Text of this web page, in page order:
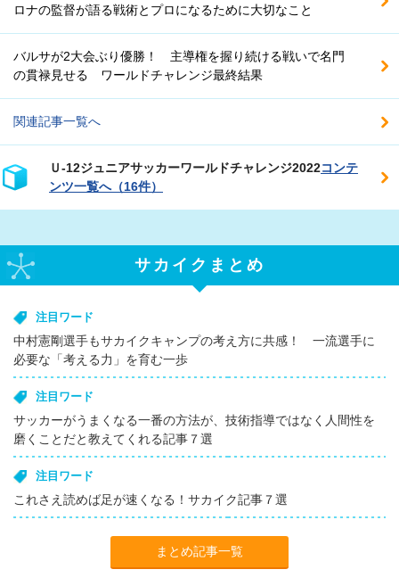
ロナの監督が語る戦術とプロになるために大切なこと
バルサが2大会ぶり優勝！ 主導権を握り続ける戦いで名門
の貫禄見せる ワールドチャレンジ最終結果
関連記事一覧へ
Ｕ‐12ジュニアサッカーワールドチャレンジ2022コンテ
ンツ一覧へ（16件）
サカイクまとめ
注目ワード
中村憲剛選手もサカイクキャンプの考え方に共感！ 一流選手に
必要な「考える力」を育む一歩
注目ワード
サッカーがうまくなる一番の方法が、技術指導ではなく人間性を
磨くことだと教えてくれる記事７選
注目ワード
これさえ読めば足が速くなる！サカイク記事７選
まとめ記事一覧